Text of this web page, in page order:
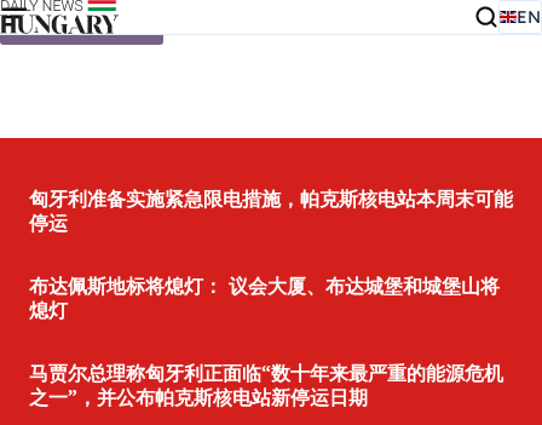
Skip to content EN
匈牙利准备实施紧急限电措施，帕克斯核电站本周末可能
停运
布达佩斯地标将熄灯： 议会大厦、布达城堡和城堡山将
熄灯
马贾尔总理称匈牙利正面临“数十年来最严重的能源危机
之一”，并公布帕克斯核电站新停运日期